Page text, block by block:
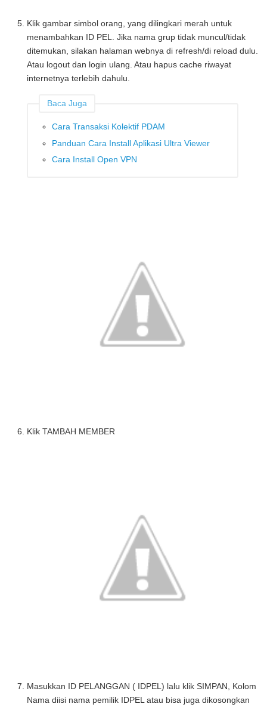
Klik gambar simbol orang, yang dilingkari merah untuk
menambahkan ID PEL. Jika nama grup tidak muncul/tidak
ditemukan, silakan halaman webnya di refresh/di reload dulu.
Atau logout dan login ulang. Atau hapus cache riwayat
internetnya terlebih dahulu.
Baca Juga
Cara Transaksi Kolektif PDAM
Panduan Cara Install Aplikasi Ultra Viewer
Cara Install Open VPN
Klik TAMBAH MEMBER
Masukkan ID PELANGGAN ( IDPEL) lalu klik SIMPAN , Kolom
Nama diisi nama pemilik IDPEL atau bisa juga dikosongkan